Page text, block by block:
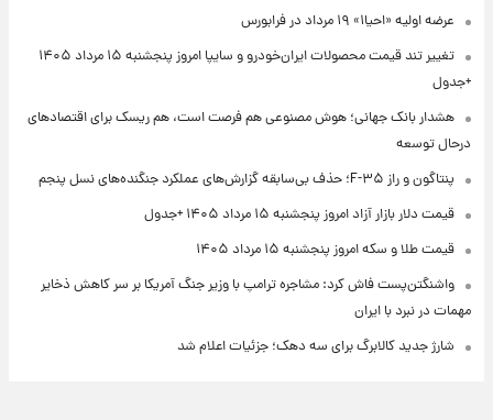
عرضه اولیه «احیا۱» ۱۹ مرداد در فرابورس
تغییر تند قیمت محصولات ایران‌خودرو و سایپا امروز پنجشنبه ۱۵ مرداد ۱۴۰۵
+جدول
هشدار بانک جهانی؛ هوش مصنوعی هم فرصت است، هم ریسک برای اقتصادهای
درحال توسعه
پنتاگون و راز F-۳۵؛ حذف بی‌سابقه گزارش‌های عملکرد جنگنده‌های نسل پنجم
قیمت دلار بازار آزاد امروز پنجشنبه ۱۵ مرداد ۱۴۰۵ +جدول
قیمت طلا و سکه امروز پنجشنبه ۱۵ مرداد ۱۴۰۵
واشنگتن‌پست فاش کرد: مشاجره ترامپ با وزیر جنگ آمریکا بر سر کاهش ذخایر
مهمات در نبرد با ایران
شارژ جدید کالابرگ برای سه دهک؛ جزئیات اعلام شد